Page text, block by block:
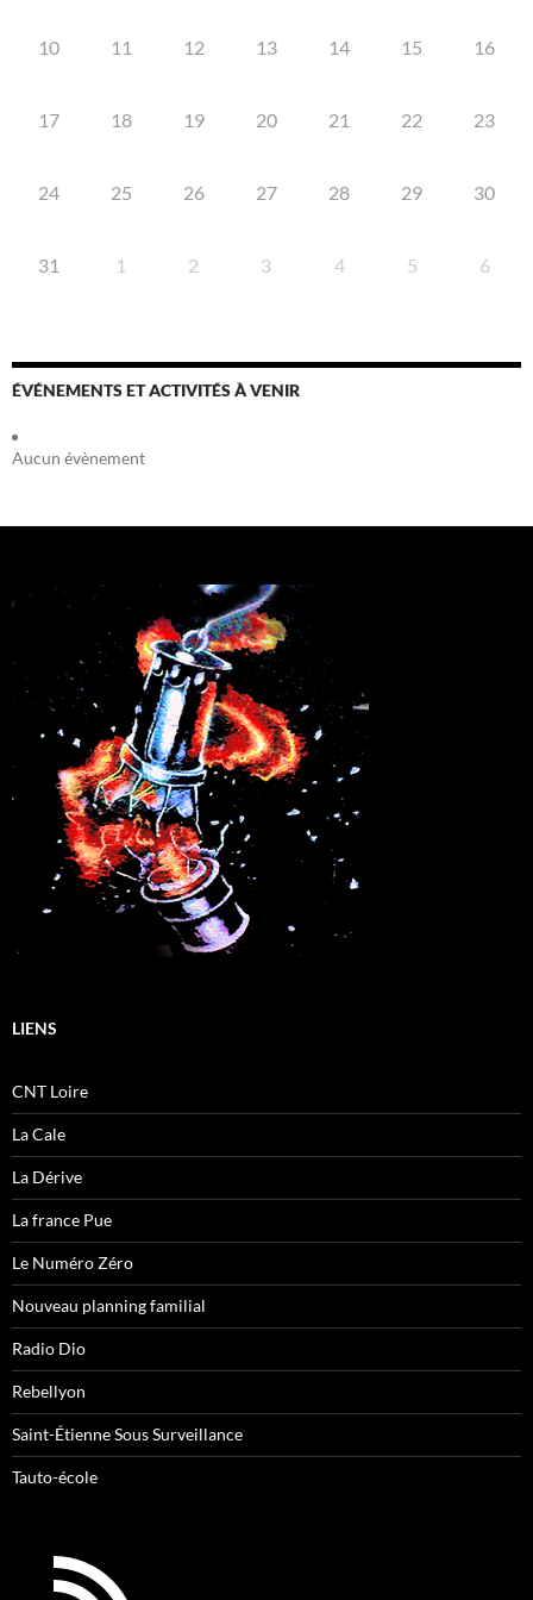
10 11 12 13 14 15 16
17 18 19 20 21 22 23
24 25 26 27 28 29 30
31 1 2 3 4 5 6
ÉVÉNEMENTS ET ACTIVITÉS À VENIR
Aucun évènement
LIENS
CNT Loire
La Cale
La Dérive
La france Pue
Le Numéro Zéro
Nouveau planning familial
Radio Dio
Rebellyon
Saint-Étienne Sous Surveillance
Tauto-école